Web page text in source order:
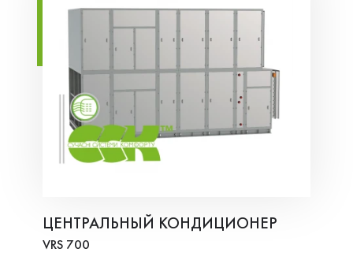
ЦЕНТРАЛЬНЫЙ КОНДИЦИОНЕР
VRS 700